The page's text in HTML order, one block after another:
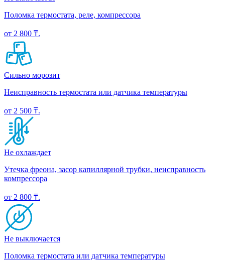
Поломка термостата, реле, компрессора
от 2 800 ₸.
Сильно морозит
Неисправность термостата или датчика температуры
от 2 500 ₸.
Не охлаждает
Утечка фреона, засор капиллярной трубки, неисправность
компрессора
от 2 800 ₸.
Не выключается
Поломка термостата или датчика температуры